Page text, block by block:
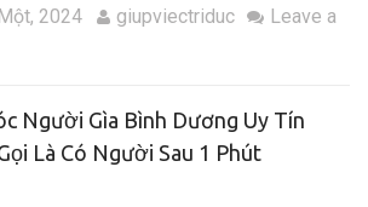
2024 giupviectriduc
Leave a
Người Gìa Bình Dương Uy Tín
Là Có Người Sau 1 Phút